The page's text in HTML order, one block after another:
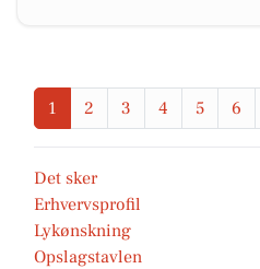
1 2 3 4 5 6
Det sker
Erhvervsprofil
Lykønskning
Opslagstavlen